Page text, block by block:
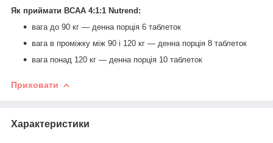
Як приймати BCAA 4:1:1 Nutrend:
вага до 90 кг — денна порція 6 таблеток
вага в проміжку між 90 і 120 кг — денна порція 8 таблеток
вага понад 120 кг — денна порція 10 таблеток
Приховати
Характеристики